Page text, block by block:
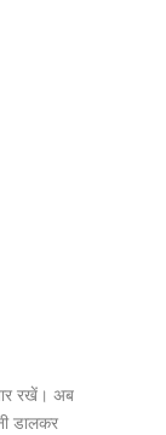
रखें। अब
डालकर